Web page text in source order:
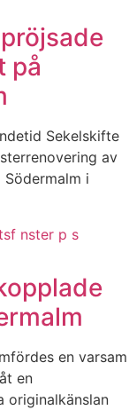
på
Sekelskifte
av
i
en varsam
en
originalkänslan